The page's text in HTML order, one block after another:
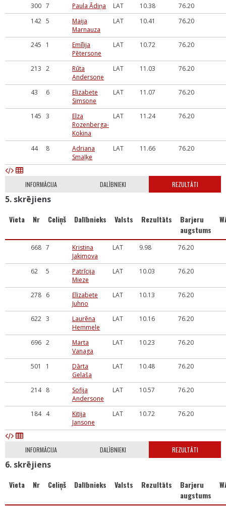
300 7 Paula Ādiņa LAT 10.38
76.20
142 5
Maija
Marnauza
LAT 10.41 76.20
245 1
Emīlija
Pētersone
LAT 10.72 76.20
213 2
Rūta
Andersone
LAT 11.03 76.20
43 6
Elizabete
Simsone
LAT 11.07 76.20
145 3
Elza
Rozenberga-
Kokina
LAT 11.24 76.20
44 8
Adriana
Smaļķe
LAT 11.66 76.20
INFORMĀCIJA DALĪBNIEKI REZULTĀTI
5. skrējiens
Vieta Nr Celiņš Dalībnieks Valsts Rezultāts
Barjeru
augstums
668 7
Kristina
Jakimova
LAT 9.98 76.20
62 5
Patrīcija
Mieze
LAT 10.03 76.20
278 6
Elizabete
Juhno
LAT 10.13 76.20
622 3
Laurēna
Hemmele
LAT 10.16 76.20
696 2
Marta
Vanaga
LAT 10.23 76.20
501 1
Dārta
Gelaša
LAT 10.48 76.20
214 8
Sofija
Andersone
LAT 10.57 76.20
184 4
Kitija
Jansone
LAT 10.72 76.20
INFORMĀCIJA DALĪBNIEKI REZULTĀTI
6. skrējiens
Vieta Nr Celiņš Dalībnieks Valsts Rezultāts
Barjeru
augstums